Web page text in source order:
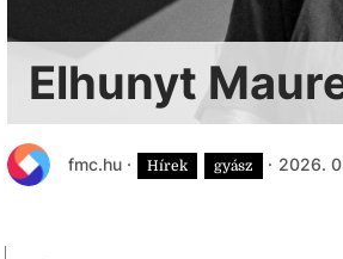
Elhunyt
fmc.hu · Hírek gyász · 2026.